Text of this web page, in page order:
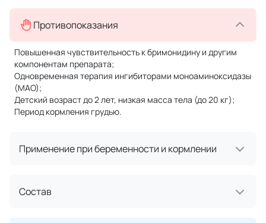
Противопоказания
Повышенная чувствительность к бримонидину и другим
компонентам препарата;
Одновременная терапия ингибиторами моноаминоксидазы
(МАО);
Детский возраст до 2 лет, низкая масса тела (до 20 кг);
Период кормления грудью.
Применение при беременности и кормлении
Состав